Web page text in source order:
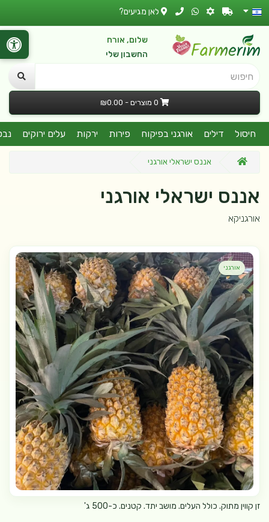
לאן מגיעים?
שלום, אורח
החשבון שלי
חיפוש
0 מוצרים - ₪0.00
חיסול דילים אורגני בפיקוח פירות ירקות עלים ירוקים
אננס ישראלי אורגני
אננס ישראלי אורגני
אורגניקא
אורגני
זן קווין מתוק. כולל העלים. מושב יתד. קטנים. כ-500 ג'